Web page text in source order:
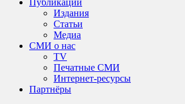
Публикации
Издания
Статьи
Медиа
СМИ о нас
TV
Печатные СМИ
Интернет-ресурсы
Партнёры